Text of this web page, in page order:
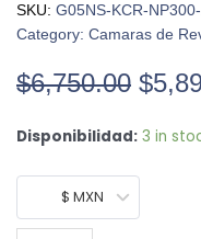
SKU: G05NS-KCR-
Category: Camaras de
$6,750.00 $
Disponibilidad: 3 in
$ MXN
Kit
Reversa
Np300